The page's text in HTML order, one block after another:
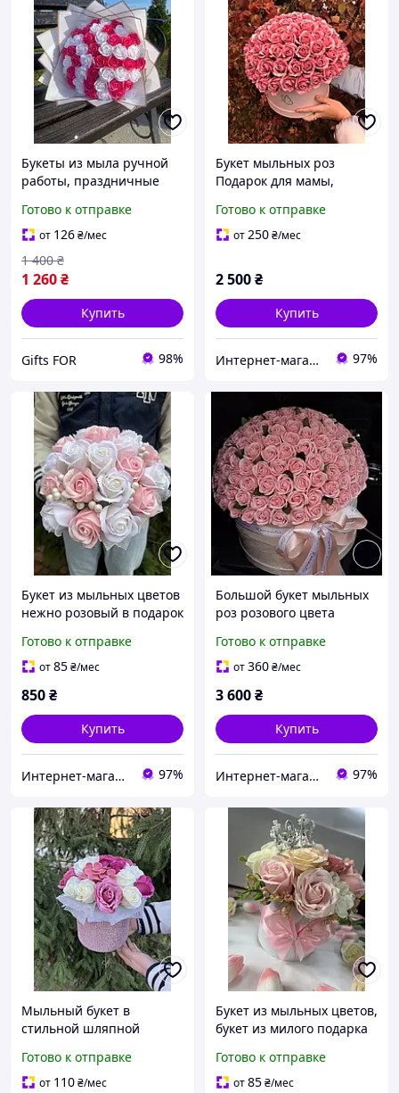
Букеты из мыла ручной
работы, праздничные
цветов, мыльные розы,
красный
Готово к отправке
от 126₴/мес
1 260₴
1 400 ₴
Купить
Gifts FOR 98%
Букет мыльных роз
Подарок для мамы,
мыльных цветов
Готово к отправке
от250₴/мес
2 500₴
Купить
Интернет-магазин "Happy-land" 97%
Букет из мыльных цветов
нежно розовый в подарок
мыльный букет, подарок
для мамы, девушки,
Готово к отправке
от85₴/мес
850₴
Купить
Интернет-магазин "Happy-land" 97%
Большой букет мыльных
роз розового цвета
Готово к отправке
от360₴/мес
3 600₴
Купить
Интернет-магазин "Happy-land" 97%
Мыльный букет в
стильной шляпной
Готово к отправке
от 110₴/мес
Букет из мыльных цветов,
букет из милого подарка
Готово к отправке
от85₴/мес